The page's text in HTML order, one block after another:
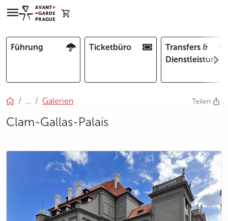
Führung Ticketbüro
Transfers &
… Galerien Teilen
Clam-Gallas-Palais
photo 5
photo 6